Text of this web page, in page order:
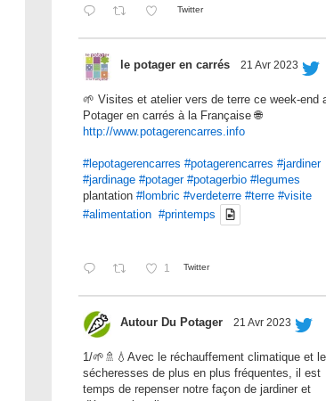
Twitter
le potager en carrés 21 Avr 2023
🌱 Visites et atelier vers de terre ce week-end
Potager en carrés à la Française 🌐
http://www.potagerencarres.info
#lepotagerencarres #potagerencarres #jardiner
#jardinage #potager #potagerbio #legumes
plantation#lombric #verdeterre #terre #visite
#alimentation #printemps
1 Twitter
Autour Du Potager 21 Avr 2023
1/🌱🚿💧Avec le réchauffement climatique et
sécheresses de plus en plus fréquentes, il est
temps de repenser notre façon de jardiner et